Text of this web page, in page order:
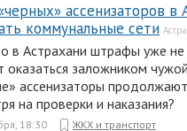
ассенизаторов
коммунальные сети
в Астрахани штрафы уже
оказаться заложником
ассенизаторы
на проверки и наказания?
18:30 ЖКХ и транспорт